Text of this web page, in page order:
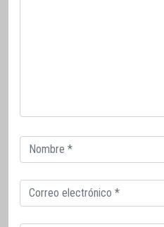
Correo
electrónico
Correo
electrónico